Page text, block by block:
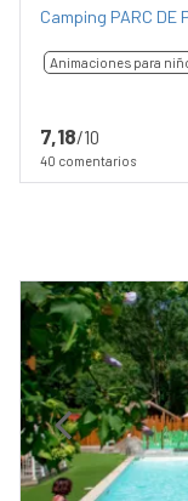
Camping PARC DE
Animaciones para
7,18/10
40 comentarios
Previous